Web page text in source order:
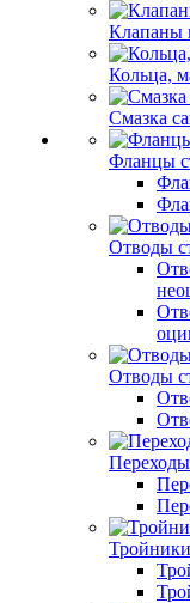
Клапаны
Кольца,
Смазка
Фланцы
Отводы
Отводы